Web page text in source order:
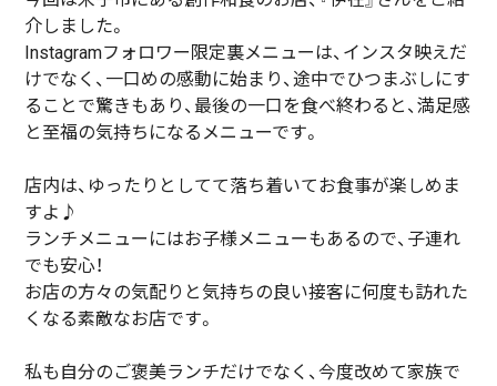
介しました。
Instagramフォロワー限定裏メニューは、インスタ映えだ
けでなく、一口めの感動に始まり、途中でひつまぶしにす
ることで驚きもあり、最後の一口を食べ終わると、満足感
と至福の気持ちになるメニューです。
店内は、ゆったりとしてて落ち着いてお食事が楽しめま
すよ♪
ランチメニューにはお子様メニューもあるので、子連れ
でも安心！
お店の方々の気配りと気持ちの良い接客に何度も訪れた
くなる素敵なお店です。
私も自分のご褒美ランチだけでなく、今度改めて家族で